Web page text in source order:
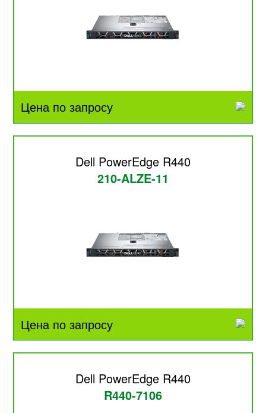
Цена по запросу
Dell PowerEdge R440
210-ALZE-11
Цена по запросу
Dell PowerEdge R440
R440-7106